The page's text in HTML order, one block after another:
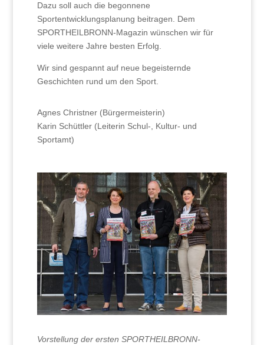
Dazu soll auch die begonnene
Sportentwicklungsplanung beitragen. Dem
SPORTHEILBRONN-Magazin wünschen wir für
viele weitere Jahre besten Erfolg.
Wir sind gespannt auf neue begeisternde
Geschichten rund um den Sport.
Agnes Christner (Bürgermeisterin)
Karin Schüttler (Leiterin Schul-, Kultur- und
Sportamt)
Vorstellung der ersten SPORTHEILBRONN-